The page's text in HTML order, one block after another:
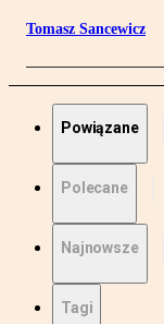
Tomasz Sancewicz
Powiązane
Polecane
Najnowsze
Tagi